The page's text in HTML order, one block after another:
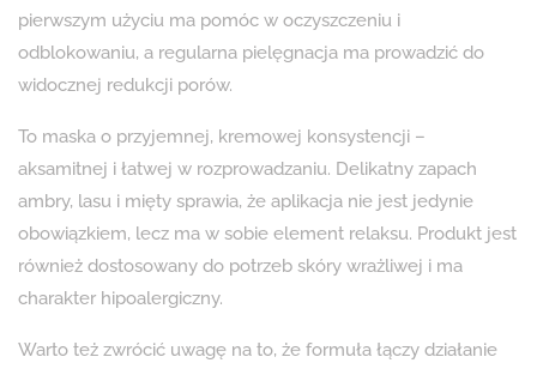
pierwszym użyciu ma pomóc w oczyszczeniu i
odblokowaniu, a regularna pielęgnacja ma prowadzić do
widocznej redukcji porów.
To maska o przyjemnej, kremowej konsystencji –
aksamitnej i łatwej w rozprowadzaniu. Delikatny zapach
ambry, lasu i mięty sprawia, że aplikacja nie jest jedynie
obowiązkiem, lecz ma w sobie element relaksu. Produkt jest
również dostosowany do potrzeb skóry wrażliwej i ma
charakter hipoalergiczny.
Warto też zwrócić uwagę na to, że formuła łączy działanie